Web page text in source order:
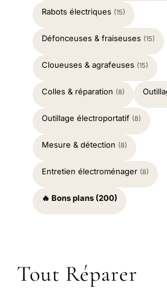
Rabots électriques (15)
Défonceuses & fraiseuses (15)
Cloueuses & agrafeuses (15)
Colles & réparation (8)
Outillage électroportatif (8)
Mesure & détection (8)
Entretien électroménager (8)
🔥 Bons plans (200)
Tout Réparer